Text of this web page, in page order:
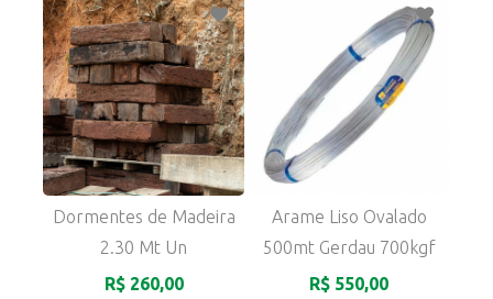
Dormentes de Madeira
2.30 Mt Un
R$ 260,00
Arame Liso Ovalado
500mt Gerdau 700kgf
R$ 550,00